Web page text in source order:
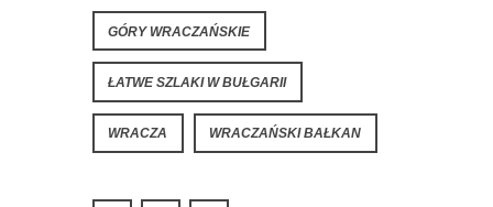
GÓRY WRACZAŃSKIE
ŁATWE SZLAKI W BUŁGARII
WRACZA WRACZAŃSKI BAŁKAN